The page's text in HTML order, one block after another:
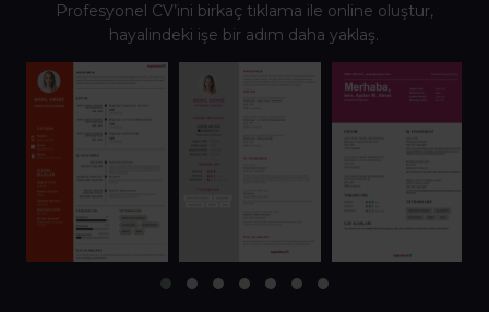
Profesyonel CV’ini birkaç tıklama ile online oluştur,
hayalindeki işe bir adım daha yaklaş.